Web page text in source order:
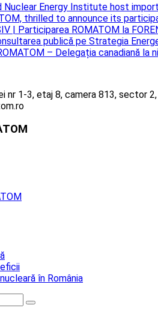
Nuclear Energy Institute host
thrilled to announce its
| Participarea ROMATOM la
publică pe Strategia
– Delegația canadiană la
nr 1-3, etaj 8, camera 813, sector
în România